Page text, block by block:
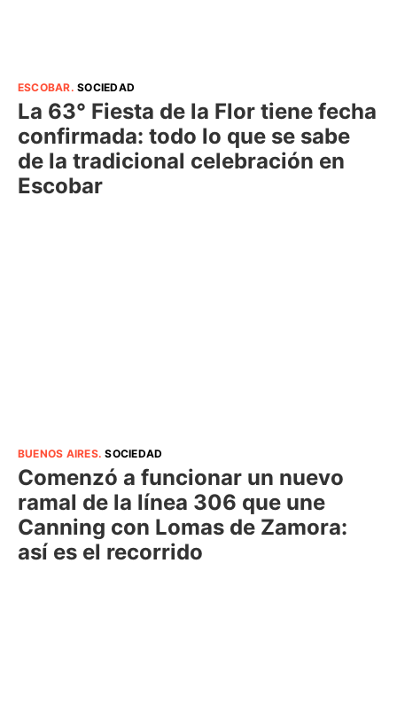
ESCOBAR.SOCIEDAD
La 63° Fiesta de la Flor tiene fecha
confirmada: todo lo que se sabe
de la tradicional celebración en
Escobar
BUENOS AIRES.SOCIEDAD
Comenzó a funcionar un nuevo
ramal de la línea 306 que une
Canning con Lomas de Zamora:
así es el recorrido